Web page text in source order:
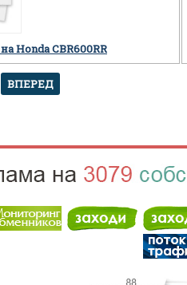
Honda CBR600RR
ВПЕРЕД